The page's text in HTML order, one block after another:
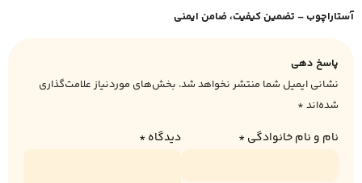
آستاراچوب – تضمین کیفیت، ضامن ایمنی
پاسخ دهی
نشانی ایمیل شما منتشر نخواهد شد. بخش‌های موردنیاز علامت‌گذاری
شده‌اند *
نام و نام خانوادگی* دیدگاه*